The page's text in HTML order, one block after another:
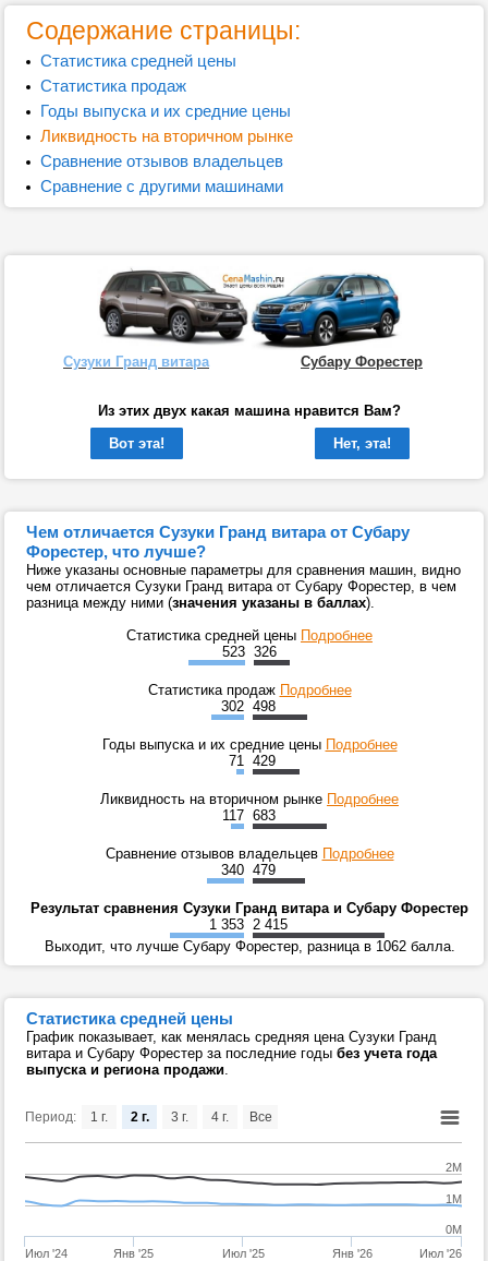
Содержание страницы:
Статистика средней цены
Статистика продаж
Годы выпуска и их средние цены
Ликвидность на вторичном рынке
Сравнение отзывов владельцев
Сравнение с другими машинами
Сузуки Гранд витара Субару Форестер
Из этих двух какая машина нравится Вам?
Вот эта!
Нет, эта!
Чем отличается Сузуки Гранд витара от Субару
Форестер, что лучше?
Ниже указаны основные параметры для сравнения машин, видно
чем отличается Сузуки Гранд витара от Субару Форестер, в чем
разница между ними (значения указаны в баллах).
Статистика средней цены Подробнее
523 326
Статистика продаж Подробнее
302 498
Годы выпуска и их средние цены Подробнее
71
429
Ликвидность на вторичном рынке Подробнее
117 683
Сравнение отзывов владельцев Подробнее
340 479
Результат сравнения Сузуки Гранд витара и Субару Форестер
1 353 2 415
Выходит, что лучше Субару Форестер, разница в 1062 балла.
Статистика средней цены
График показывает, как менялась средняя цена Сузуки Гранд
витара и Субару Форестер за последние годы без учета года
выпуска и региона продажи
Период:
Июл '24 Янв '25 Июл '25 Янв '26 Июл '26
1M
2M
0M
1 г. 2 г. 3 г. 4 г. Все